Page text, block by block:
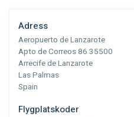
Adress
Aeropuerto de Lanzarote
Apto de Correos 86 35500
Arrecife de Lanzarote
Las Palmas
Spain
Flygplatskoder